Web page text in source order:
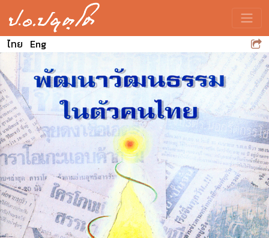
ไทย Eng